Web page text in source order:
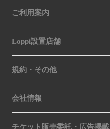
ご利用案内
Loppi設置店舗
規約・その他
会社情報
チケット販売委託・広告掲載